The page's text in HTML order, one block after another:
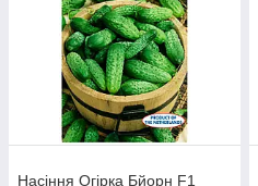
Насіння Огірка Бйорн F1